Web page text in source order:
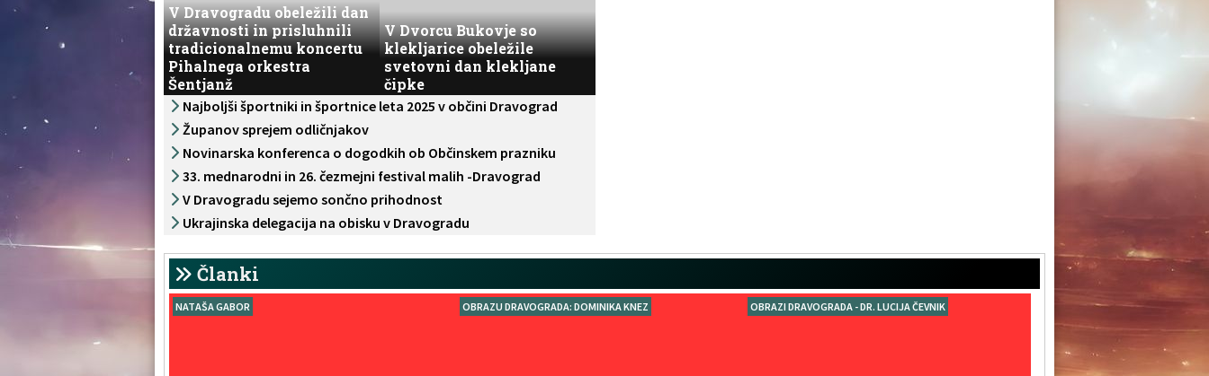
V Dravogradu obeležili dan
državnosti in prisluhnili
tradicionalnemu koncertu
Pihalnega orkestra
Šentjanž
V Dvorcu Bukovje so
klekljarice obeležile
svetovni dan klekljane
čipke
Najboljši športniki in športnice leta 2025 v občini Dravograd
Županov sprejem odličnjakov
Novinarska konferenca o dogodkih ob Občinskem prazniku
Občine Dravograd
33. mednarodni in 26. čezmejni festival malih -Dravograd
V Dravogradu sejemo sončno prihodnost
Ukrajinska delegacija na obisku v Dravogradu
Članki
NATAŠA GABOR OBRAZU DRAVOGRADA: DOMINIKA KNEZ OBRAZI DRAVOGRADA - DR. LUCIJA ČEVNIK